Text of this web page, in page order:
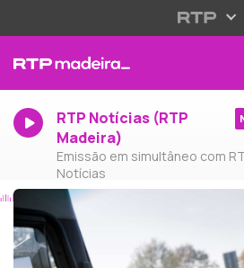
RTP Notícias (RTP
Madeira)
Emissão em simultâneo com
Notícias